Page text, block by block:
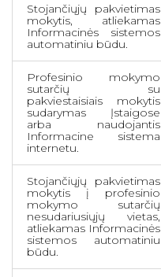
Pažymėjimai
Atostogos
Stojančiųjų pakvietimas
mokytis, atliekamas
Informacinės sistemos
automatiniu būdu.
Profesinio mokymo
sutarčių su
pakviestaisiais mokytis
sudarymas Įstaigose
arba naudojantis
Informacine sistema
internetu.
Stojančiųjų pakvietimas
mokytis į profesinio
mokymo sutarčių
nesudariusiųjų vietas,
atliekamas Informacinės
sistemos automatiniu
būdu.